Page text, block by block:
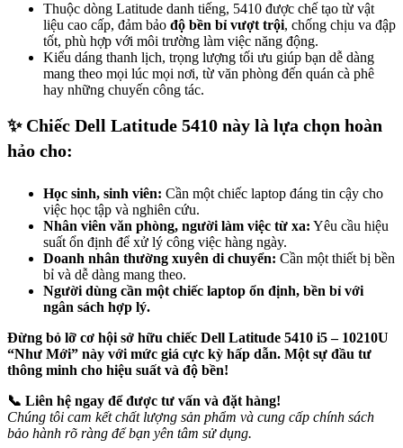
Thuộc dòng Latitude danh tiếng, 5410 được chế tạo từ vật
liệu cao cấp, đảm bảo độ bền bỉ vượt trội, chống chịu va đập
tốt, phù hợp với môi trường làm việc năng động.
Kiểu dáng thanh lịch, trọng lượng tối ưu giúp bạn dễ dàng
mang theo mọi lúc mọi nơi, từ văn phòng đến quán cà phê
hay những chuyến công tác.
✨ Chiếc Dell Latitude 5410 này là lựa chọn hoàn
hảo cho:
Học sinh, sinh viên: Cần một chiếc laptop đáng tin cậy cho
việc học tập và nghiên cứu.
Nhân viên văn phòng, người làm việc từ xa: Yêu cầu hiệu
suất ổn định để xử lý công việc hàng ngày.
Doanh nhân thường xuyên di chuyển: Cần một thiết bị bền
bỉ và dễ dàng mang theo.
Người dùng cần một chiếc laptop ổn định, bền bỉ với
ngân sách hợp lý.
Đừng bỏ lỡ cơ hội sở hữu chiếc Dell Latitude 5410 i5 – 10210U
“Như Mới” này với mức giá cực kỳ hấp dẫn. Một sự đầu tư
thông minh cho hiệu suất và độ bền!
📞 Liên hệ ngay để được tư vấn và đặt hàng!
Chúng tôi cam kết chất lượng sản phẩm và cung cấp chính sách
bảo hành rõ ràng để bạn yên tâm sử dụng.